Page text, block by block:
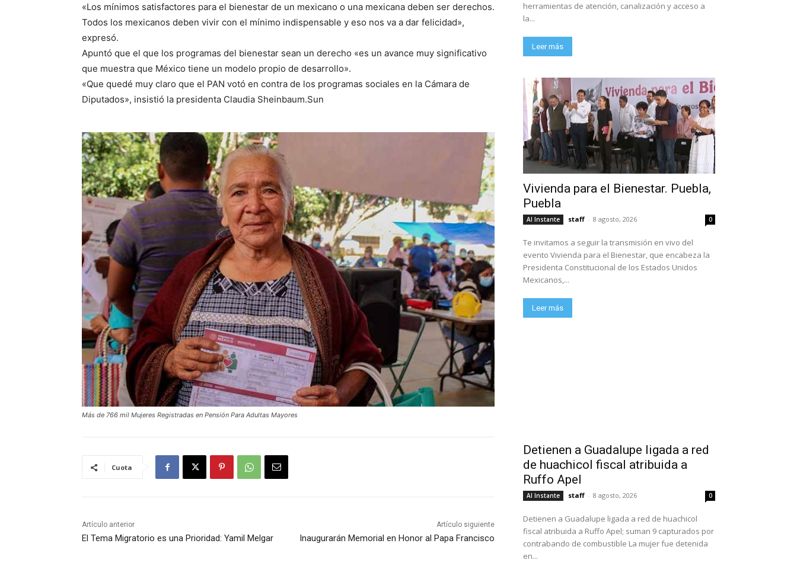
«Los mínimos satisfactores para el bienestar de un mexicano o una mexicana deben ser derechos.
Todos los mexicanos deben vivir con el mínimo indispensable y eso nos va a dar felicidad»,
expresó.
Apuntó que el que los programas del bienestar sean un derecho «es un avance muy significativo
que muestra que México tiene un modelo propio de desarrollo».
«Que quedé muy claro que el PAN votó en contra de los programas sociales en la Cámara de
Diputados», insistió la presidenta Claudia Sheinbaum.Sun
Más de 766 mil Mujeres Registradas en Pensión Para Adultas Mayores
Cuota
Artículo anterior
El Tema Migratorio es una Prioridad: Yamil Melgar
Artículo siguiente
Inaugurarán Memorial en Honor al Papa Francisco
herramientas de atención, canalización y acceso a
la...
Leer más
Vivienda para el Bienestar. Puebla,
Puebla
Al Instante staff - 8 agosto, 2026 0
Te invitamos a seguir la transmisión en vivo del
evento Vivienda para el Bienestar, que encabeza la
Presidenta Constitucional de los Estados Unidos
Mexicanos,...
Leer más
Detienen a Guadalupe ligada a red
de huachicol fiscal atribuida a
Ruffo Apel
Al Instante staff - 8 agosto, 2026 0
Detienen a Guadalupe ligada a red de huachicol
fiscal atribuida a Ruffo Apel; suman 9 capturados por
contrabando de combustible La mujer fue detenida
en...